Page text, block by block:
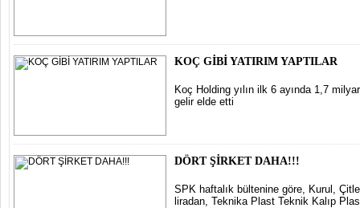
KOÇ GİBİ YATIRIM YAPTILAR
Koç Holding yılın ilk 6 ayında 1,7
gelir elde etti
DÖRT ŞİRKET DAHA!!!
SPK haftalık bültenine göre, Kurul,
liradan, Teknika Plast Teknik Kalıp